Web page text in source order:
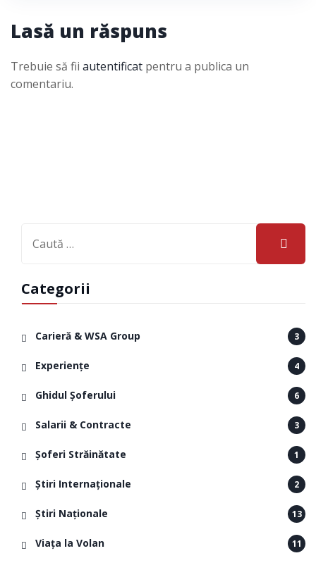
Lasă un răspuns
Trebuie să fii autentificat pentru a publica un
comentariu.
Categorii
Carieră & WSA Group 3
Experiențe 4
Ghidul Șoferului 6
Salarii & Contracte 3
Șoferi Străinătate 1
Știri Internaționale 2
Știri Naționale 13
Viața la Volan 11